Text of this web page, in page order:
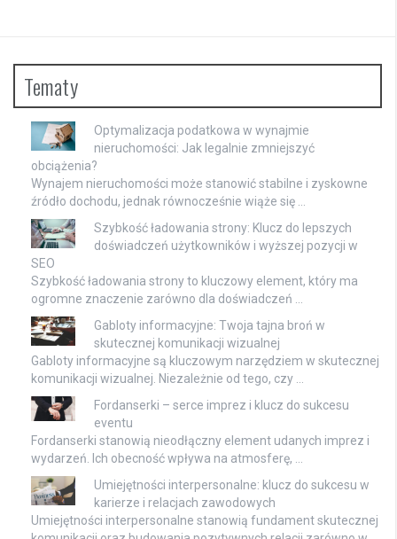
Tematy
Optymalizacja podatkowa w wynajmie
nieruchomości: Jak legalnie zmniejszyć
obciążenia?
Wynajem nieruchomości może stanowić stabilne i zyskowne
źródło dochodu, jednak równocześnie wiąże się …
Szybkość ładowania strony: Klucz do lepszych
doświadczeń użytkowników i wyższej pozycji w
SEO
Szybkość ładowania strony to kluczowy element, który ma
ogromne znaczenie zarówno dla doświadczeń …
Gabloty informacyjne: Twoja tajna broń w
skutecznej komunikacji wizualnej
Gabloty informacyjne są kluczowym narzędziem w skutecznej
komunikacji wizualnej. Niezależnie od tego, czy …
Fordanserki – serce imprez i klucz do sukcesu
eventu
Fordanserki stanowią nieodłączny element udanych imprez i
wydarzeń. Ich obecność wpływa na atmosferę, …
Umiejętności interpersonalne: klucz do sukcesu w
karierze i relacjach zawodowych
Umiejętności interpersonalne stanowią fundament skutecznej